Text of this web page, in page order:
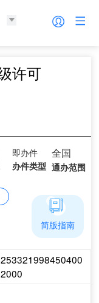
许可
即办件
办件类型
全国
通办范围
简版指南